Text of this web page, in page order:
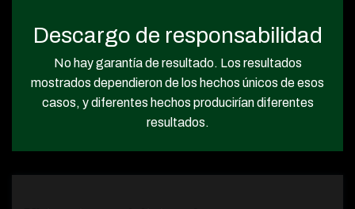
Descargo de responsabilidad
No hay garantía de resultado. Los resultados
mostrados dependieron de los hechos únicos de esos
casos, y diferentes hechos producirían diferentes
resultados.